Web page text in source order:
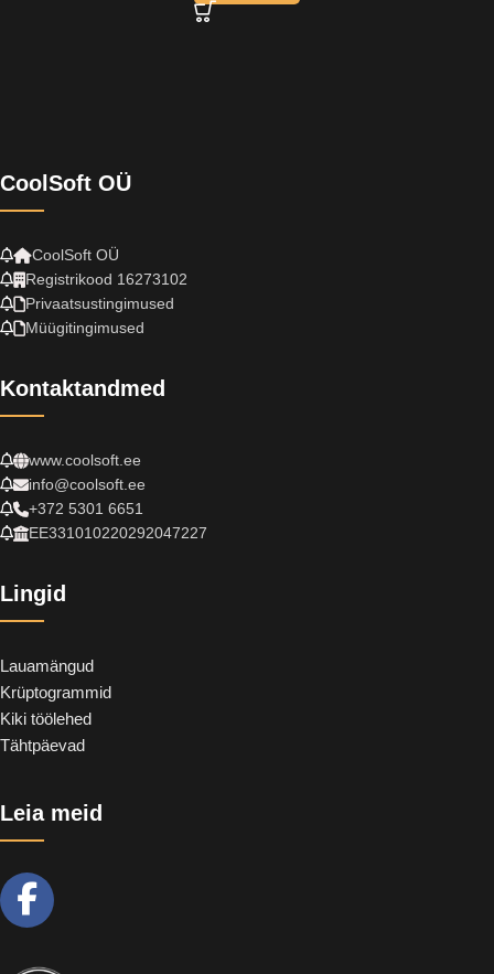
CoolSoft OÜ
CoolSoft OÜ
Registrikood 16273102
Privaatsustingimused
Müügitingimused
Kontaktandmed
www.coolsoft.ee
info@coolsoft.ee
+372 5301 6651
EE331010220292047227
Lingid
Lauamängud
Krüptogrammid
Kiki töölehed
Tähtpäevad
Leia meid